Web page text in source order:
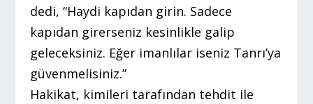
dedi, “Haydi kapıdan girin. Sadece
kapıdan girerseniz kesinlikle galip
geleceksiniz. Eğer imanlılar iseniz Tanrı’ya
güvenmelisiniz.”
Hakikat, kimileri tarafından tehdit ile